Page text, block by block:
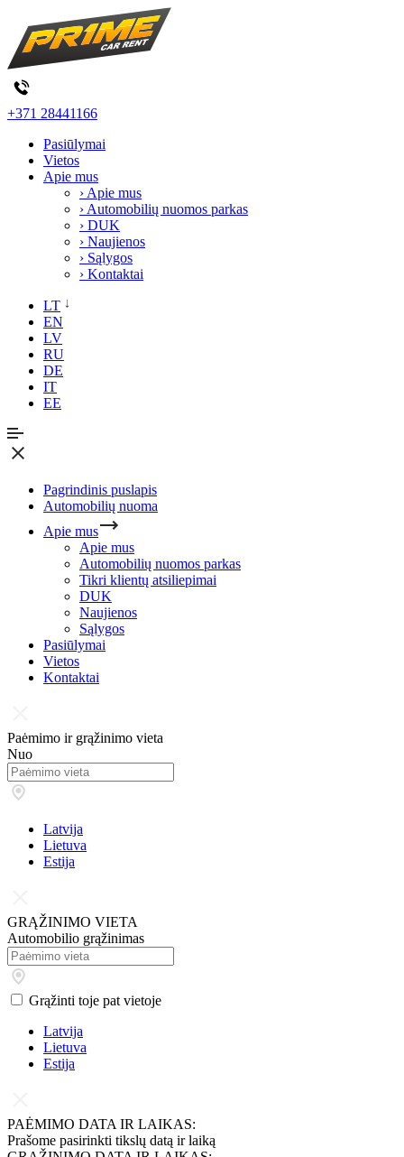
+371 28441166
Pasiūlymai
Vietos
Apie mus
› Apie mus
› Automobilių nuomos parkas
› DUK
› Naujienos
› Sąlygos
› Kontaktai
LT
EN
LV
RU
DE
IT
EE
Pagrindinis puslapis
Automobilių nuoma
Apie mus
Apie mus
Automobilių nuomos parkas
Tikri klientų atsiliepimai
DUK
Naujienos
Sąlygos
Pasiūlymai
Vietos
Kontaktai
Paėmimo ir grąžinimo vieta
Nuo
Latvija
Lietuva
Estija
GRĄŽINIMO VIETA
Automobilio grąžinimas
Grąžinti toje pat vietoje
Latvija
Lietuva
Estija
PAĖMIMO DATA IR LAIKAS:
Prašome pasirinkti tikslų datą ir laiką